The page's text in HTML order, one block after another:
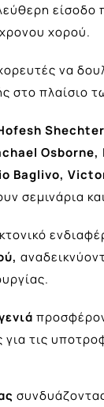
είσοδο
χορού.
να
στο πλαίσιο
Shechter
Baglivo,
σεμινάρια
τις